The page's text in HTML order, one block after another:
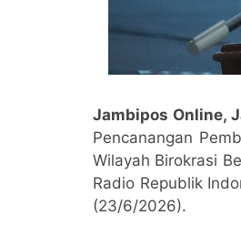
Jambipos Online,
Pencanangan
Wilayah Birokrasi
Radio Republik
(23/6/2026).